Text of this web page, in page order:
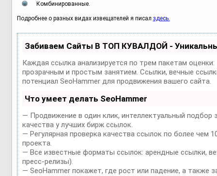
Комбинированные.
Подробнее о разных видах извещателей я писал здесь.
Забиваем Сайты В ТОП КУВАЛДОЙ -
Каждая ссылка анализируется по трем пакетам оценки:
прозрачным и простым занятием. Ссылки, вечные
потенциал SeoHammer для продвижения вашего сайта.
Что умеет делать SeoHammer
— Продвижение в один клик, интеллектуальный
качества у лучших бирж ссылок.
— Регулярная проверка качества ссылок по более чем
проекта.
— Все известные форматы ссылок: арендные ссылки,
пресс-релизы).
— SeoHammer покажет, где рост или падение, а также